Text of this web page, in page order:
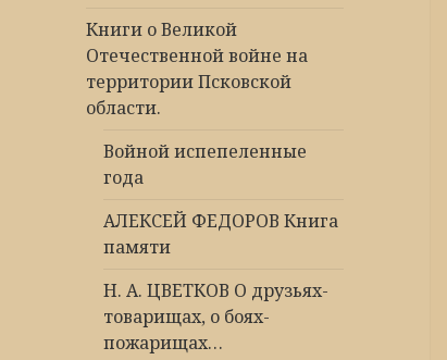
Книги о Великой
Отечественной войне на
территории Псковской
области.
Войной испепеленные
года
АЛЕКСЕЙ ФЕДОРОВ Книга
памяти
Н. А. ЦВЕТКОВ О друзьях-
товарищах, о боях-
пожарищах…